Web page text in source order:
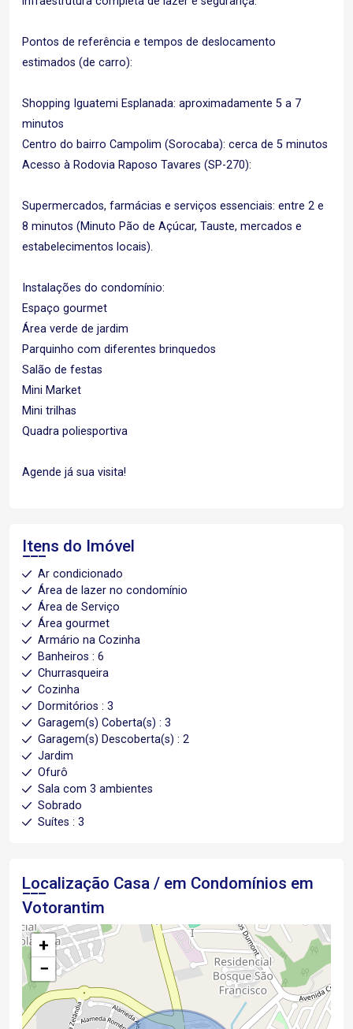
Pontos de referência e tempos de deslocamento
estimados (de carro):
Shopping Iguatemi Esplanada: aproximadamente 5 a 7
minutos
Centro do bairro Campolim (Sorocaba): cerca de 5 minutos
Acesso à Rodovia Raposo Tavares (SP-270):
Supermercados, farmácias e serviços essenciais: entre 2 e
8 minutos (Minuto Pão de Açúcar, Tauste, mercados e
estabelecimentos locais).
Instalações do condomínio:
Espaço gourmet
Área verde de jardim
Parquinho com diferentes brinquedos
Salão de festas
Mini Market
Mini trilhas
Quadra poliesportiva
Agende já sua visita!
Itens do Imóvel
Ar condicionado
Área de lazer no condomínio
Área de Serviço
Área gourmet
Armário na Cozinha
Banheiros : 6
Churrasqueira
Cozinha
Dormitórios : 3
Garagem(s) Coberta(s) : 3
Garagem(s) Descoberta(s) : 2
Jardim
Ofurô
Sala com 3 ambientes
Sobrado
Suítes : 3
Localização Casa / em Condomínios em
Votorantim
+
−